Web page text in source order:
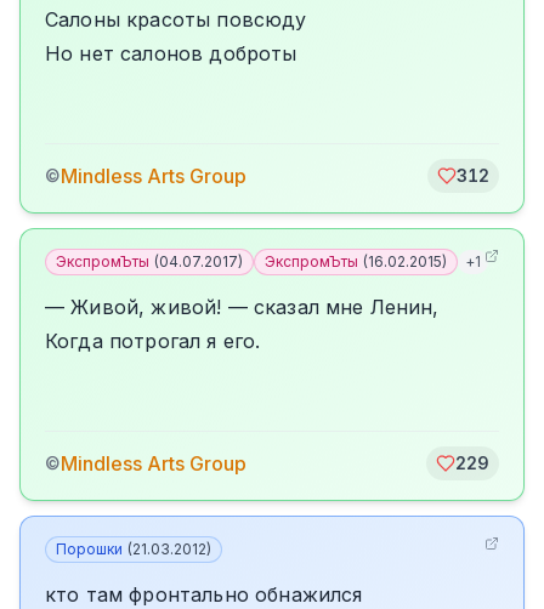
Салоны красоты повсюду
Но нет салонов доброты
©Mindless Arts Group 312
ЭкспромЪты (04.07.2017) ЭкспромЪты (16.02.2015) +1
— Живой, живой! — сказал мне Ленин,
Когда потрогал я его.
©Mindless Arts Group 229
Порошки (21.03.2012)
кто там фронтально обнажился